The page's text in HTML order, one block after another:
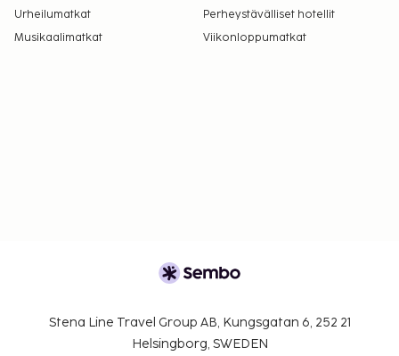
Urheilumatkat
Perheystävälliset hotellit
Musikaalimatkat
Viikonloppumatkat
Stena Line Travel Group AB, Kungsgatan 6, 252 21
Helsingborg, SWEDEN